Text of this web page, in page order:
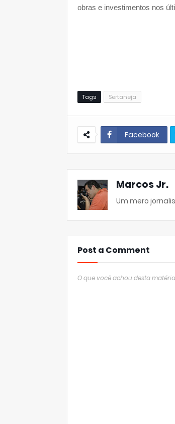
obras e investimentos nos
Tags Sertaneja
Facebook
Marcos Jr.
Um mero
Post a Comment
O que você achou desta